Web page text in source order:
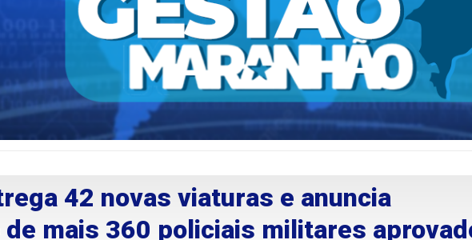
42 novas viaturas e anuncia
de mais 360 policiais militares